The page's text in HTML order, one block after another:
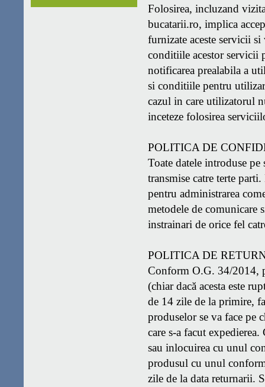
Folosirea, incluzand
bucatarii.ro, implica
furnizate aceste servicii
conditiile acestor servicii
notificarea prealabila a
si conditiile pentru
cazul in care utilizatorul
inceteze folosirea
POLITICA DE
Toate datele introduse
transmise catre terte
pentru administrarea
metodele de comunicare
instrainari de orice fel
POLITICA DE
Conform O.G. 34/2014,
(chiar dacă acesta este
de 14 zile de la primire,
produselor se va face pe
care s-a facut
sau inlocuirea cu unul
produsul cu unul
zile de la data returnarii.